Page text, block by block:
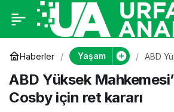
Haberler Yaşam
ABD
Cosby
ABD Yüksek
Cosby için ret kararı
ABD Yüksek
Mahkemesi’nden Bill
Cosby için ret kararı